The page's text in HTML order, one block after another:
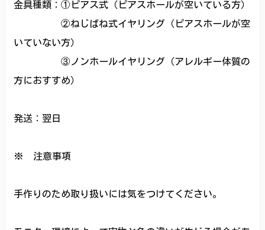
金具種類：①ピアス式（ピアスホールが空いている方）
②ねじばね式イヤリング（ピアスホールが空
いていない方）
③ノンホールイヤリング（アレルギー体質の
方におすすめ）
発送：翌日
※ 注意事項
手作りのため取り扱いには気をつけてください。